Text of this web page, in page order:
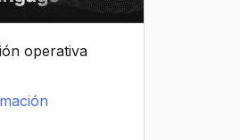
operativa